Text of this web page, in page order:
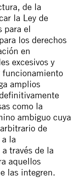
de la
la Ley de
para el
los derechos
en
excesivos y
funcionamiento
amplios
como la
ambiguo cuya
de
la
través de la
aquellos
las integren.